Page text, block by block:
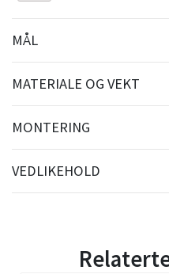
MÅL
MATERIALE OG VEKT
MONTERING
VEDLIKEHOLD